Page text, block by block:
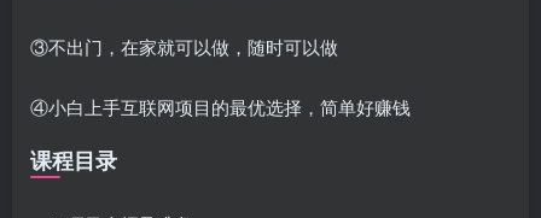
③不出门，在家就可以做，随时可以做
④小白上手互联网项目的最优选择，简单好赚钱
课程目录